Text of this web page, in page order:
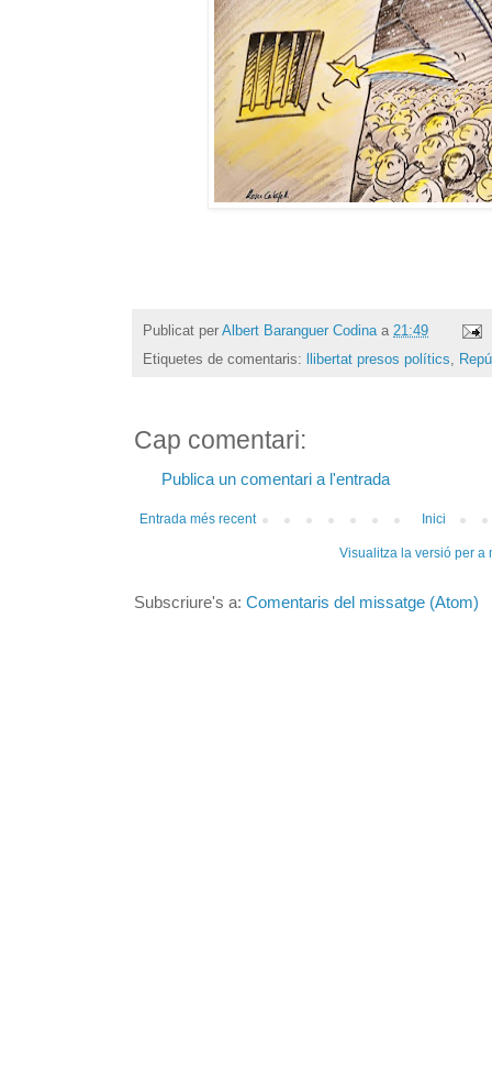
Publicat per Albert Baranguer Codina a 21:49
Etiquetes de comentaris:
llibertat presos polítics,
Cap comentari:
Publica un comentari a l'entrada
Entrada més recent Inici
Visualitza la versió per a
Subscriure's a: Comentaris del missatge (Atom)